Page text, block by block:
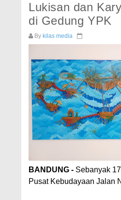
Lukisan dan
di Gedung YPK
By kilas media
BANDUNG - Sebanyak
Pusat Kebudayaan Jalan